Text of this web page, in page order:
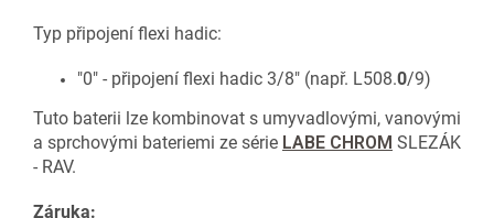
Typ připojení flexi hadic:
"0" - připojení flexi hadic 3/8" (např. L508.0/9)
Tuto baterii lze kombinovat s umyvadlovými, vanovými
a sprchovými bateriemi ze série LABE CHROM SLEZÁK
- RAV.
Záruka: